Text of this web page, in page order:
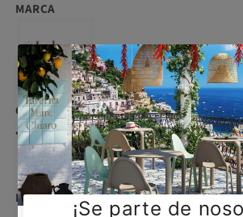
MARCA
CERTIFICACIÓN
• Este producto
está certificado porCATAS.
DISEÑO